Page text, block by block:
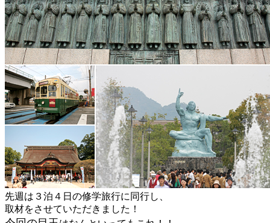
先週は３泊４日の修学旅行に同行し、
取材をさせていただきました！